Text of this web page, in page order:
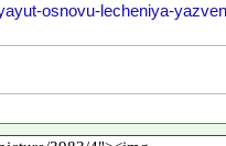
osnovu-lecheniya-